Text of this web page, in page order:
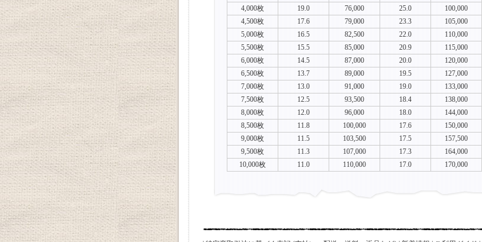
4,000枚
19.0 76,000 25.0
100,000
4,500枚
17.6 79,000 23.3
105,000
5,000枚
16.5 82,500 22.0
110,000
5,500枚
15.5 85,000 20.9
115,000
6,000枚
14.5 87,000 20.0
120,000
6,500枚
13.7 89,000 19.5
127,000
7,000枚
13.0 91,000 19.0
133,000
7,500枚
12.5 93,500 18.4
138,000
8,000枚
12.0 96,000 18.0
144,000
8,500枚
11.8 100,000 17.6
150,000
9,000枚
11.5 103,500 17.5
157,500
9,500枚
11.3 107,000 17.3
164,000
10,000枚
11.0 110,000 17.0 170,000